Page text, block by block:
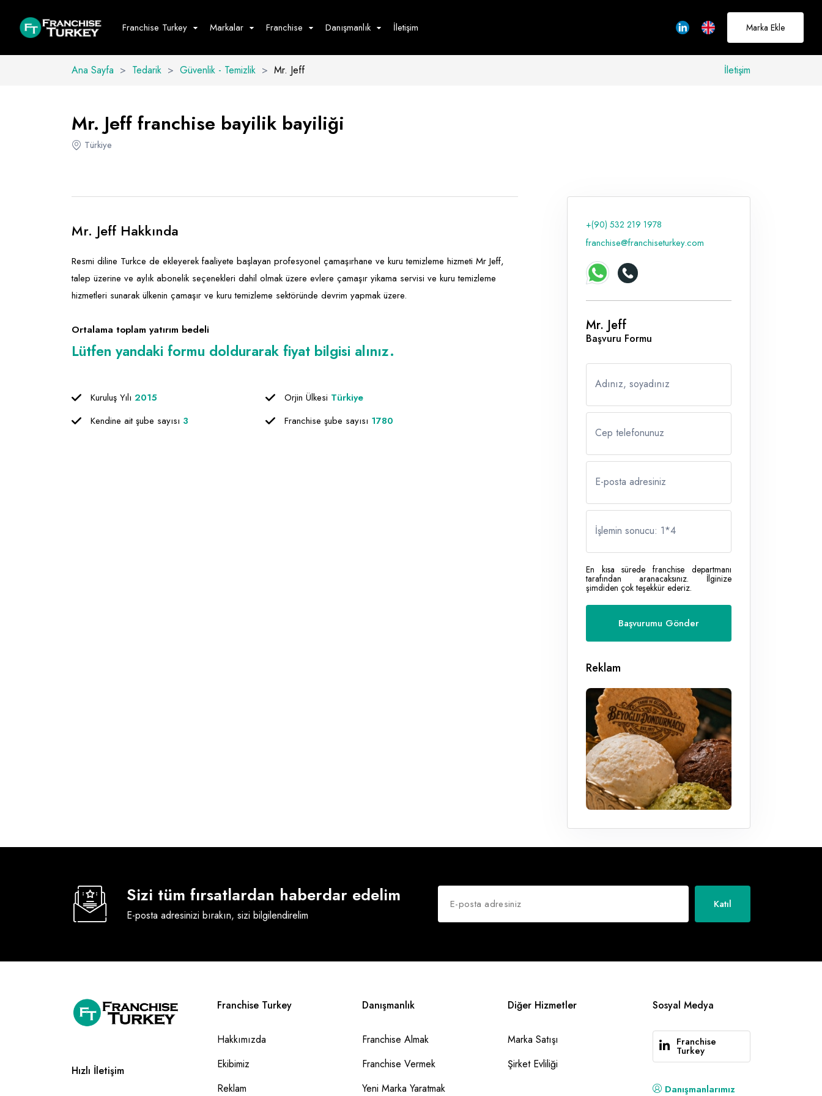
Franchise Turkey Markalar
Yiyecek - İçecek
Hepsini Göster
buradayız
Hakkımızda
Franchise Danışmanlık İletişim Marka Ekle
Ana Sayfa > Tedarik > Güvenlik - Temizlik > Mr. Jeff İletişim
Mr. Jeff franchise bayilik bayiliği
Türkiye
Mr. Jeff Hakkında
Resmi diline Turkce de ekleyerek faaliyete başlayan profesyonel çamaşırhane ve kuru temizleme hizmeti Mr Jeff,
talep üzerine ve aylık abonelik seçenekleri dahil olmak üzere evlere çamaşır yikama servisi ve kuru temizleme
hizmetleri sunarak ülkenin çamaşır ve kuru temizleme sektöründe devrim yapmak üzere.
Ortalama toplam yatırım bedeli
Lütfen yandaki formu doldurarak fiyat bilgisi alınız.
Kuruluş Yılı 2015 Orjin Ülkesi Türkiye
Kendine ait şube sayısı 3 Franchise şube sayısı 1780
+(90) 532 219 1978
franchise@franchiseturkey.com
Mr. Jeff
Başvuru Formu
Adınız, soyadınız
Cep telefonunuz
E-posta adresiniz
İşlemin sonucu: 1*4
En kısa sürede franchise departmanı
tarafından aranacaksınız. İlginize
şimdiden çok teşekkür ederiz.
Reklam
Sizi tüm fırsatlardan haberdar edelim
E-posta adresinizi bırakın, sizi bilgilendirelim
Katıl
Hızlı İletişim
Franchise Turkey
Hakkımızda
Ekibimiz
Reklam
Danışmanlık
Franchise Almak
Franchise Vermek
Yeni Marka Yaratmak
Diğer Hizmetler
Marka Satışı
Şirket Evliliği
Sosyal Medya
Franchise
Turkey
Danışmanlarımız